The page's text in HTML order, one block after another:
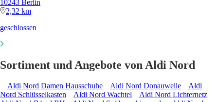
10243 Berlin
2,32 km
geschlossen
Sortiment und Angebote von Aldi Nord
Aldi Nord Damen Hausschuhe Aldi Nord Donauwelle
Aldi
Nord Schlüsselkasten
Aldi Nord Wachtel
Aldi Nord Lichternetz